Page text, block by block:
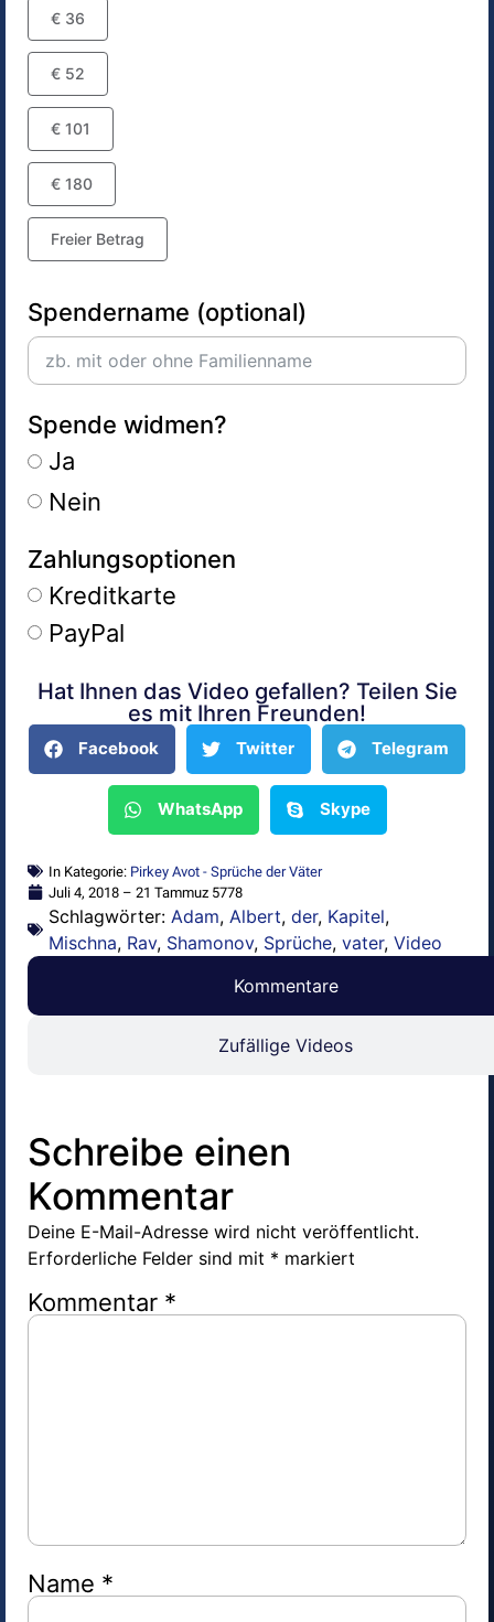
€ 36
€ 52
€ 101
€ 180
Freier Betrag
Spendername (optional)
Spende widmen?
Ja
Nein
Zahlungsoptionen
Kreditkarte
PayPal
Alternative:
Hat Ihnen das Video gefallen? Teilen Sie
es mit Ihren Freunden!
Facebook Twitter Telegram
WhatsApp Skype
In Kategorie: Pirkey Avot - Sprüche der Väter
Juli 4, 2018 – 21 Tammuz 5778
Schlagwörter: Adam, Albert, der, Kapitel,
Mischna, Rav, Shamonov, Sprüche, vater, Video
Kommentare
Zufällige Videos
Schreibe einen
Kommentar
Deine E-Mail-Adresse wird nicht veröffentlicht.
Erforderliche Felder sind mit * markiert
Kommentar *
Name *